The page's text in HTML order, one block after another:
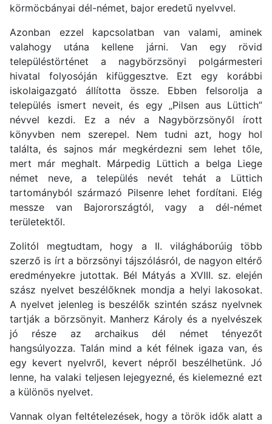
körmöcbányai dél-német, bajor eredetű nyelvvel.
Azonban ezzel kapcsolatban van valami, aminek
valahogy utána kellene járni. Van egy rövid
településtörténet a nagybörzsönyi polgármesteri
hivatal folyosóján kifüggesztve. Ezt egy korábbi
iskolaigazgató állította össze. Ebben felsorolja a
település ismert neveit, és egy „Pilsen aus Lüttich”
névvel kezdi. Ez a név a Nagybörzsönyől írott
könyvben nem szerepel. Nem tudni azt, hogy hol
találta, és sajnos már megkérdezni sem lehet tőle,
mert már meghalt. Márpedig Lüttich a belga Liege
német neve, a település nevét tehát a Lüttich
tartományból származó Pilsenre lehet fordítani. Elég
messze van Bajorországtól, vagy a dél-német
területektől.
Zolitól megtudtam, hogy a II. világháborúig több
szerző is írt a börzsönyi tájszólásról, de nagyon eltérő
eredményekre jutottak. Bél Mátyás a XVIII. sz. elején
szász nyelvet beszélőknek mondja a helyi lakosokat.
A nyelvet jelenleg is beszélők szintén szász nyelvnek
tartják a börzsönyit. Manherz Károly és a nyelvészek
jó része az archaikus dél német tényezőt
hangsúlyozza. Talán mind a két félnek igaza van, és
egy kevert nyelvről, kevert népről beszélhetünk. Jó
lenne, ha valaki teljesen lejegyezné, és kielemezné ezt
a különös nyelvet.
Vannak olyan feltételezések, hogy a török idők alatt a